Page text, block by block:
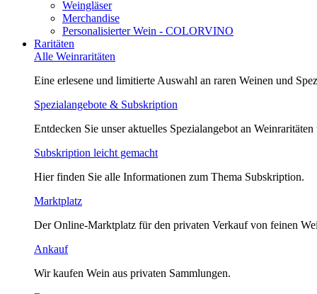
Weingläser
Merchandise
Personalisierter Wein - COLORVINO
Raritäten
Alle Weinraritäten
Eine erlesene und limitierte Auswahl an raren Weinen und
Spezialangebote & Subskription
Entdecken Sie unser aktuelles Spezialangebot an
Subskription leicht gemacht
Hier finden Sie alle Informationen zum Thema Subskription.
Marktplatz
Der Online-Marktplatz für den privaten Verkauf von feinen
Ankauf
Wir kaufen Wein aus privaten Sammlungen.